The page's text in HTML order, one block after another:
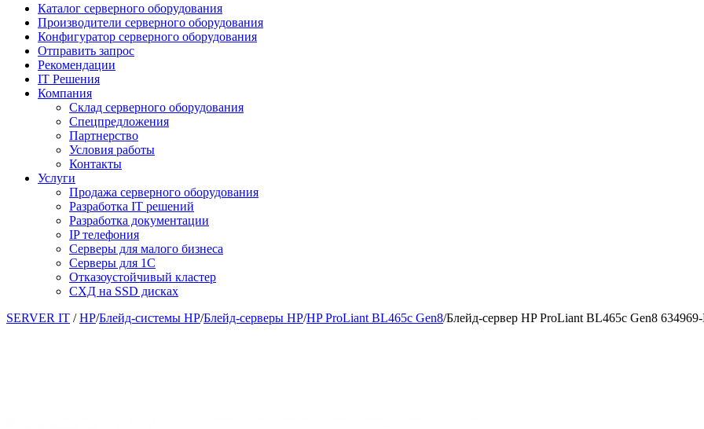
Каталог серверного оборудования
Производители серверного оборудования
Конфигуратор серверного оборудования
Отправить запрос
Рекомендации
IT Решения
Компания
Склад серверного оборудования
Спецпредложения
Партнерство
Условия работы
Контакты
Услуги
Продажа серверного оборудования
Разработка IT решений
Разработка документации
IP телефония
Серверы для малого бизнеса
Серверы для 1С
Отказоустойчивый кластер
СХД на SSD дисках
SERVER IT / HP/Блейд-системы HP/Блейд-серверы HP/HP ProLiant BL465c Gen8/Блейд-сервер HP ProLiant BL465c Gen8